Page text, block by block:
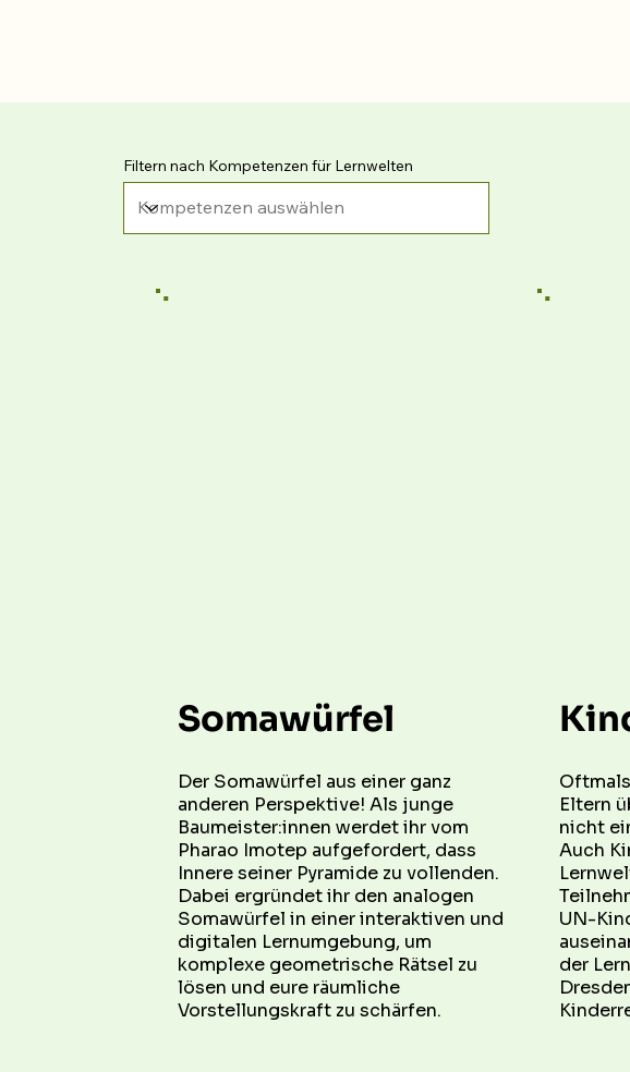
Somawürfel
Der Somawürfel aus einer ganz
anderen Perspektive! Als junge
Baumeister:innen werdet ihr vom
Pharao Imotep aufgefordert, dass
Innere seiner Pyramide zu vollenden.
Dabei ergründet ihr den analogen
Somawürfel in einer interaktiven und
digitalen Lernumgebung, um
komplexe geometrische Rätsel zu
lösen und eure räumliche
Vorstellungskraft zu schärfen.
Eltern
nicht
Auch
UN-
der
Filtern nach Kompetenzen für Lernwelten